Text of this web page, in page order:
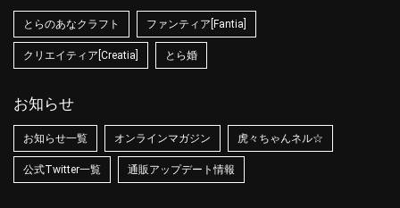
とらのあなクラフト ファンティア[Fantia]
クリエイティア[Creatia] とら婚
お知らせ
お知らせ一覧 オンラインマガジン 虎々ちゃんネル☆
公式Twitter一覧 通販アップデート情報